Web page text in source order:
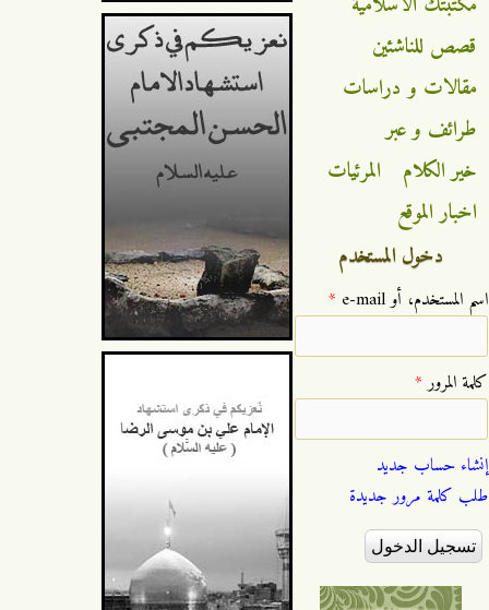
قصص للناشئين
مقالات و دراسات
طرائف و عبر
خير الكلام
المرئيات
اخبار الموقع
دخول المستخدم
‏اسم المستخدم، أو e-mail ‏ *
‏كلمة المرور ‏*
إنشاء حساب جديد
طلب كلمة مرور جديدة